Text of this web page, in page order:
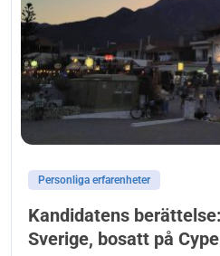
Personliga erfarenheter
Kandidatens
Sverige, bosatt på